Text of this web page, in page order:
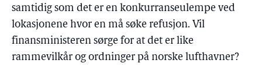
samtidig som det er en konkurranseulempe ved
lokasjonene hvor en må søke refusjon. Vil
finansministeren sørge for at det er like
rammevilkår og ordninger på norske lufthavner?